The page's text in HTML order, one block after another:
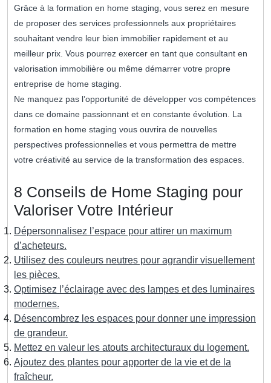
Grâce à la formation en home staging, vous serez en mesure
de proposer des services professionnels aux propriétaires
souhaitant vendre leur bien immobilier rapidement et au
meilleur prix. Vous pourrez exercer en tant que consultant en
valorisation immobilière ou même démarrer votre propre
entreprise de home staging.
Ne manquez pas l’opportunité de développer vos compétences
dans ce domaine passionnant et en constante évolution. La
formation en home staging vous ouvrira de nouvelles
perspectives professionnelles et vous permettra de mettre
votre créativité au service de la transformation des espaces.
8 Conseils de Home Staging pour
Valoriser Votre Intérieur
Dépersonnalisez l’espace pour attirer un maximum
d’acheteurs.
Utilisez des couleurs neutres pour agrandir visuellement
les pièces.
Optimisez l’éclairage avec des lampes et des luminaires
modernes.
Désencombrez les espaces pour donner une impression
de grandeur.
Mettez en valeur les atouts architecturaux du logement.
Ajoutez des plantes pour apporter de la vie et de la
fraîcheur.